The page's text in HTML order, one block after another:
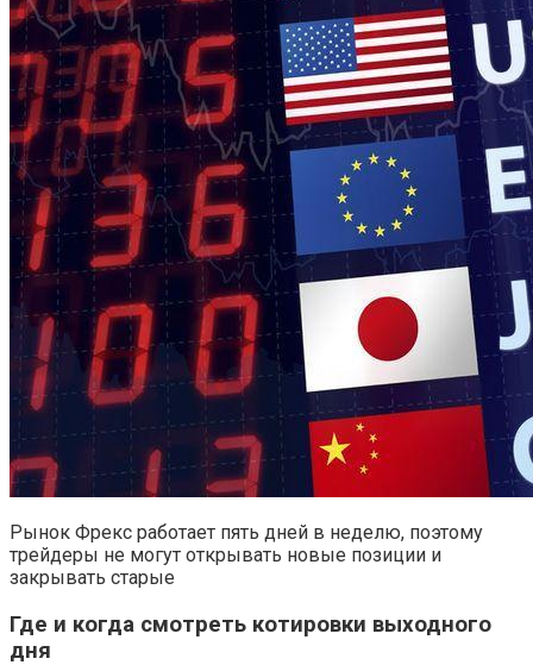
Рынок Фрекс работает пять дней в неделю, поэтому
трейдеры не могут открывать новые позиции и
закрывать старые
Где и когда смотреть котировки выходного
дня